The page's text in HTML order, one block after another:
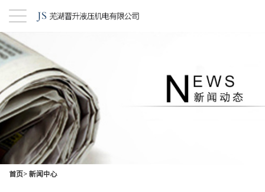
首页> 新闻中心